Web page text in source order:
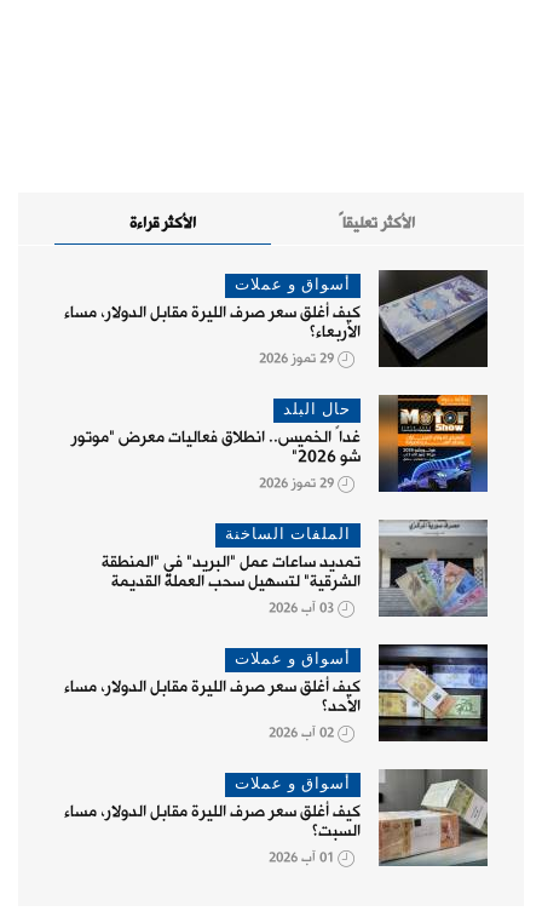
الأكثر قراءة الأكثر تعليقاً
أسواق و عملات
كيف أغلق سعر صرف الليرة مقابل الدولار، مساء
الأربعاء؟
29 تموز 2026
حال البلد
غداً الخميس.. انطلاق فعاليات معرض "موتور
شو 2026"
29 تموز 2026
الملفات الساخنة
تمديد ساعات عمل "البريد" في "المنطقة
الشرقية" لتسهيل سحب العملة القديمة
03 آب 2026
أسواق و عملات
كيف أغلق سعر صرف الليرة مقابل الدولار، مساء
الأحد؟
02 آب 2026
أسواق و عملات
كيف أغلق سعر صرف الليرة مقابل الدولار، مساء
السبت؟
01 آب 2026